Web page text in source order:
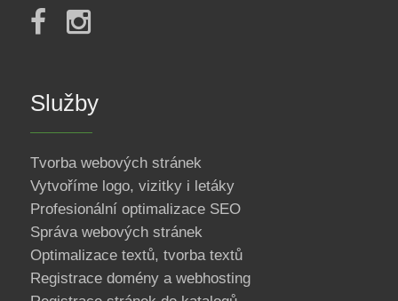
Služby
Tvorba webových stránek
Vytvoříme logo, vizitky i letáky
Profesionální optimalizace SEO
Správa webových stránek
Optimalizace textů, tvorba textů
Registrace domény a webhosting